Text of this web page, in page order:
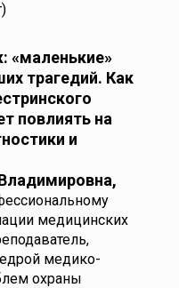
«маленькие»
трагедий. Как
повлиять на
и
медицинских
медико-
охраны